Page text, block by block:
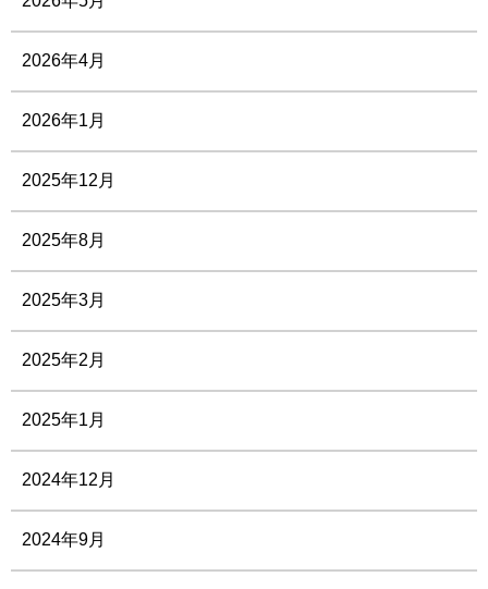
2026年4月
2026年1月
2025年12月
2025年8月
2025年3月
2025年2月
2025年1月
2024年12月
2024年9月